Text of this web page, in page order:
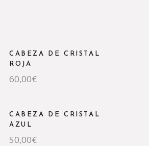
CABEZA DE CRISTAL
ROJA
60,00€
CABEZA DE CRISTAL
AZUL
50,00€